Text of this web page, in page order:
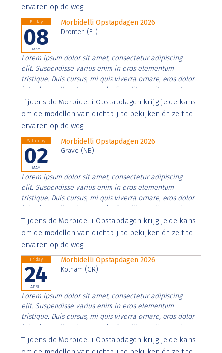
ervaren op de weg.
Friday
08
MAY
Morbidelli Opstapdagen 2026
Dronten (FL)
Lorem ipsum dolor sit amet, consectetur adipiscing
elit. Suspendisse varius enim in eros elementum
tristique. Duis cursus, mi quis viverra ornare, eros dolor
interdum nulla, ut commodo diam libero vitae erat.
Aenean faucibus nibh et justo cursus id rutrum lorem
imperdiet. Nunc ut sem vitae risus tristique posuere.
Tijdens de Morbidelli Opstapdagen krijg je de kans
om de modellen van dichtbij te bekijken én zelf te
ervaren op de weg.
Saturday
02
MAY
Morbidelli Opstapdagen 2026
Grave (NB)
Lorem ipsum dolor sit amet, consectetur adipiscing
elit. Suspendisse varius enim in eros elementum
tristique. Duis cursus, mi quis viverra ornare, eros dolor
interdum nulla, ut commodo diam libero vitae erat.
Aenean faucibus nibh et justo cursus id rutrum lorem
imperdiet. Nunc ut sem vitae risus tristique posuere.
Tijdens de Morbidelli Opstapdagen krijg je de kans
om de modellen van dichtbij te bekijken én zelf te
ervaren op de weg.
Friday
24
APRIL
Morbidelli Opstapdagen 2026
Kolham (GR)
Lorem ipsum dolor sit amet, consectetur adipiscing
elit. Suspendisse varius enim in eros elementum
tristique. Duis cursus, mi quis viverra ornare, eros dolor
interdum nulla, ut commodo diam libero vitae erat.
Aenean faucibus nibh et justo cursus id rutrum lorem
imperdiet. Nunc ut sem vitae risus tristique posuere.
Tijdens de Morbidelli Opstapdagen krijg je de kans